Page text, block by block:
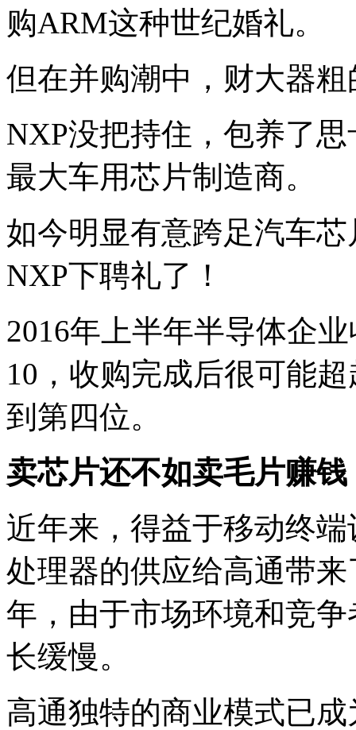
体，
交
易
额
高
300
亿
元。
即
没
有
戏，
消
一
出，
票
还
立
刻
就
购ARM这种世纪婚礼。
但在并购潮中，财大器
NXP没把持住，包养了思
最大车用芯片制造商。
如今明显有意跨足汽车
NXP下聘礼了！
2016年上半年半导体企
10，收购完成后很可能
到第四位。
卖芯片还不如卖毛片赚钱
近年来，得益于移动终
处理器的供应给高通带
年，由于市场环境和竞
长缓慢。
高通独特的商业模式已